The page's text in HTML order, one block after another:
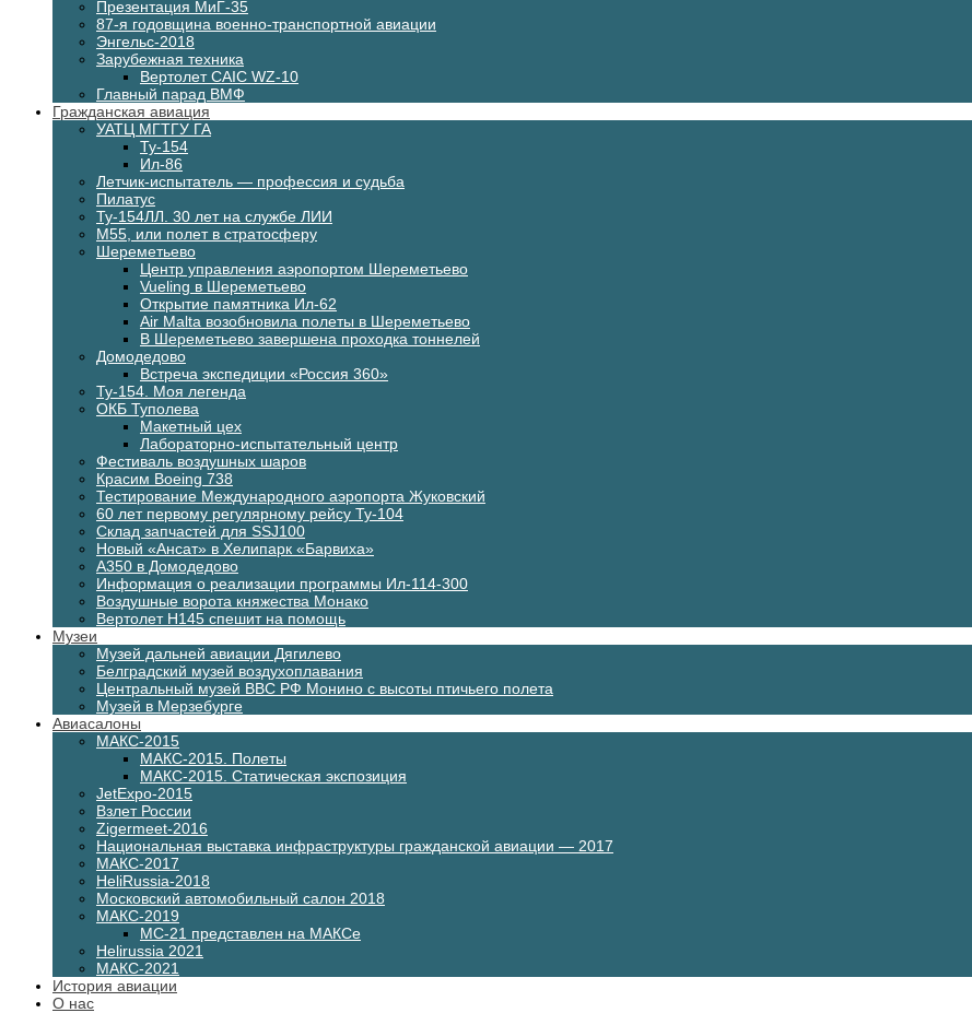
Презентация МиГ-35
87-я годовщина военно-транспортной авиации
Энгельс-2018
Зарубежная техника
Вертолет CAIC WZ-10
Главный парад ВМФ
Гражданская авиация
УАТЦ МГТГУ ГА
Ту-154
Ил-86
Летчик-испытатель — профессия и судьба
Пилатус
Ту-154ЛЛ. 30 лет на службе ЛИИ
М55, или полет в стратосферу
Шереметьево
Центр управления аэропортом Шереметьево
Vueling в Шереметьево
Открытие памятника Ил-62
Air Malta возобновила полеты в Шереметьево
В Шереметьево завершена проходка тоннелей
Домодедово
Встреча экспедиции «Россия 360»
Ту-154. Моя легенда
ОКБ Туполева
Макетный цех
Лабораторно-испытательный центр
Фестиваль воздушных шаров
Красим Boeing 738
Тестирование Международного аэропорта Жуковский
60 лет первому регулярному рейсу Ту-104
Склад запчастей для SSJ100
Новый «Ансат» в Хелипарк «Барвиха»
А350 в Домодедово
Информация о реализации программы Ил-114-300
Воздушные ворота княжества Монако
Вертолет H145 спешит на помощь
Музеи
Музей дальней авиации Дягилево
Белградский музей воздухоплавания
Центральный музей ВВС РФ Монино с высоты птичьего полета
Музей в Мерзебурге
Авиасалоны
МАКС-2015
МАКС-2015. Полеты
МАКС-2015. Статическая экспозиция
JetExpo-2015
Взлет России
Zigermeet-2016
Национальная выставка инфраструктуры гражданской авиации — 2017
МАКС-2017
HeliRussia-2018
Московский автомобильный салон 2018
МАКС-2019
МС-21 представлен на МАКСе
Helirussia 2021
МАКС-2021
История авиации
О нас